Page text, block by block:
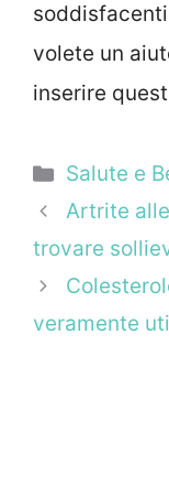
volete un
inserire
Categorie
Salute e
Artrite
trovare
veramente